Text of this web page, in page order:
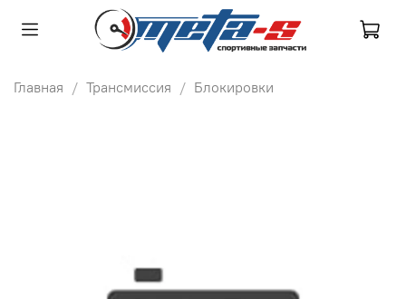
Главная Трансмиссия Блокировки